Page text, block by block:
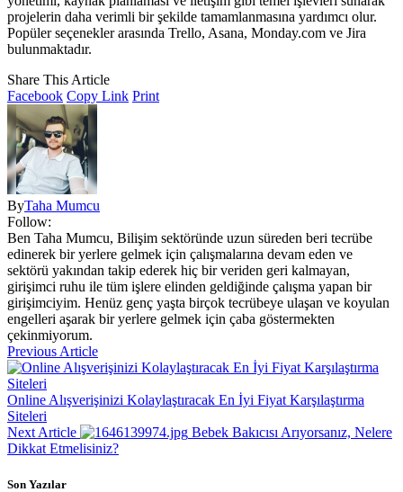
projelerin daha verimli bir şekilde tamamlanmasına yardımcı olur.
Popüler seçenekler arasında Trello, Asana, Monday.com ve Jira
bulunmaktadır.
Share This Article
Facebook Copy Link Print
ByTaha Mumcu
Follow:
Ben Taha Mumcu, Bilişim sektöründe uzun süreden beri tecrübe
edinerek bir yerlere gelmek için çalışmalarına devam eden ve
sektörü yakından takip ederek hiç bir veriden geri kalmayan,
girişimci ruhu ile tüm işlere elinden geldiğinde çalışma yapan bir
girişimciyim. Henüz genç yaşta birçok tecrübeye ulaşan ve koyulan
engelleri aşarak bir yerlere gelmek için çaba göstermekten
çekinmiyorum.
Previous Article
Online Alışverişinizi Kolaylaştıracak En İyi Fiyat Karşılaştırma
Siteleri
Next Article
Bebek Bakıcısı Arıyorsanız, Nelere
Dikkat Etmelisiniz?
Son Yazılar